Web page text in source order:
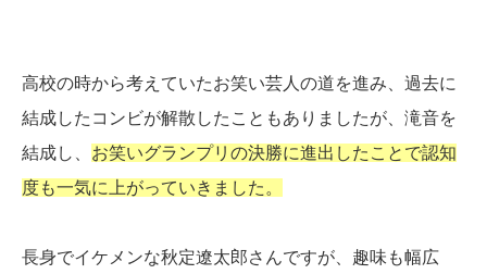
高校の時から考えていたお笑い芸人の道を進み、過去に
結成したコンビが解散したこともありましたが、滝音を
結成し、 お笑いグランプリの決勝に進出したことで認知
度も一気に上がっていきました。
長身でイケメンな秋定遼太郎さんですが、趣味も幅広